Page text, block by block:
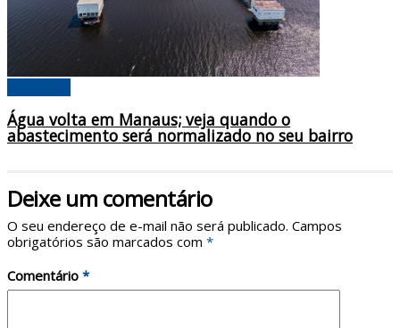
Água volta em Manaus; veja quando o
abastecimento será normalizado no seu bairro
Deixe um comentário
O seu endereço de e-mail não será publicado. Campos
obrigatórios são marcados com *
Comentário *